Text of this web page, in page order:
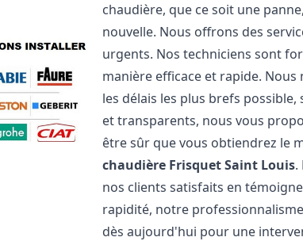
chaudière, que ce soit une
nouvelle. Nous offrons des
urgents. Nos techniciens sont
manière efficace et rapide.
les délais les plus brefs
et transparents, nous vous
être sûr que vous obtiendrez le
chaudière FrisquetSaint Louis.
nos clients satisfaits en
rapidité, notre
dès aujourd'hui pour une